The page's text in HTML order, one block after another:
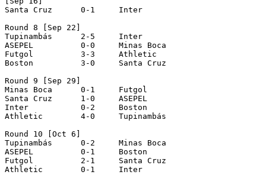
Santa Cruz	0-1	Inter
Round 8 [Sep 22]
Tupinambás	2-5	Inter
ASEPEL		0-0	Minas Boca
Futgol		3-3	Athletic
Boston		3-0	Santa Cruz
Round 9 [Sep 29]
Minas Boca	0-1	Futgol
Santa Cruz	1-0	ASEPEL
Inter		0-2	Boston
Athletic	4-0	Tupinambás
Round 10 [Oct 6]
Tupinambás	0-2	Minas Boca
ASEPEL		0-1	Boston
Futgol		2-1	Santa Cruz
Athletic	0-1	Inter